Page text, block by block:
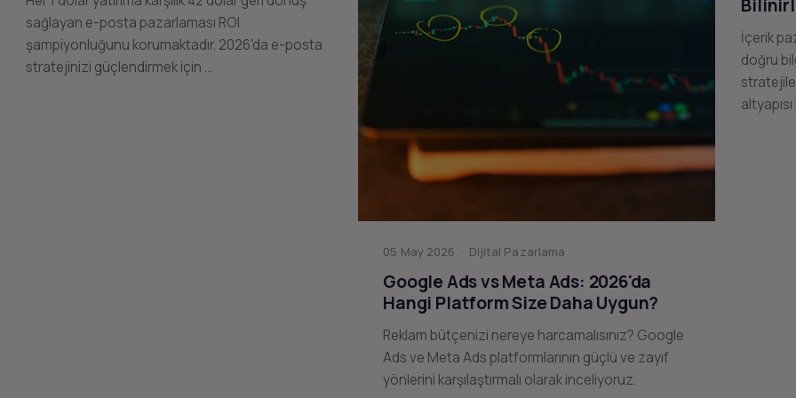
sağlayan e-posta pazarlaması ROI
şampiyonluğunu korumaktadır. 2026'da e-posta
stratejinizi güçlendirmek için …
05 May 2026 · Dijital Pazarlama
Google Ads vs Meta Ads: 2026'da
Hangi Platform Size Daha Uygun?
Reklam bütçenizi nereye harcamalısınız? Google
Ads ve Meta Ads platformlarının güçlü ve zayıf
yönlerini karşılaştırmalı olarak inceliyoruz.
İçerik
doğru